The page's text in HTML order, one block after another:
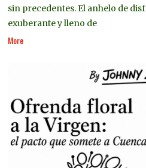
sin precedentes. El anhelo de
exuberante y lleno de
More